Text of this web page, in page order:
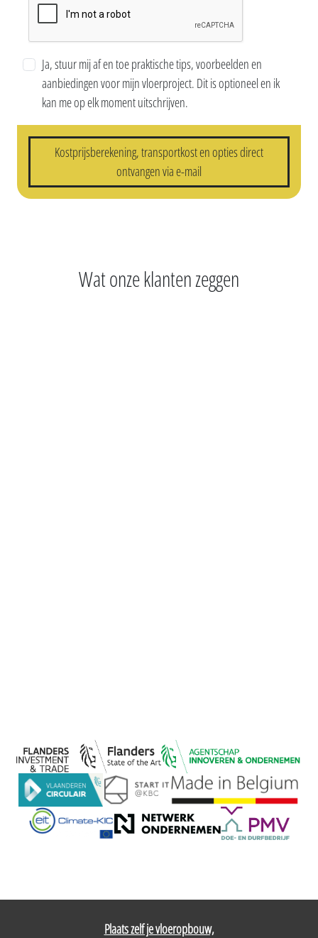
Ja, stuur mij af en toe praktische tips, voorbeelden en
aanbiedingen voor mijn vloerproject. Dit is optioneel en ik
kan me op elk moment uitschrijven.
Kostprijsberekening, transportkost en opties direct
ontvangen via e-mail
Wat onze klanten zeggen
Plaats zelf je vloeropbouw,